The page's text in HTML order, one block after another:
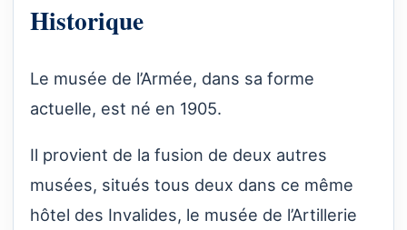
Historique
Le musée de l’Armée, dans sa forme
actuelle, est né en 1905.
Il provient de la fusion de deux autres
musées, situés tous deux dans ce même
hôtel des Invalides, le musée de l’Artillerie